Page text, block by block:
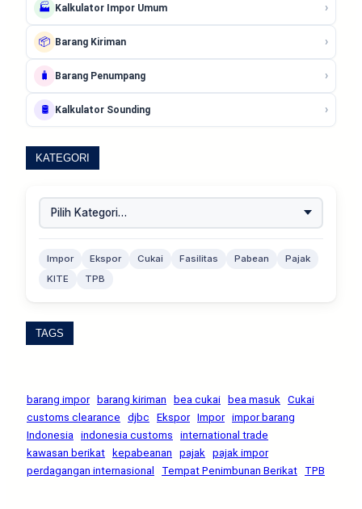
🏭 Kalkulator Impor Umum ›
📦 Barang Kiriman ›
🧳 Barang Penumpang ›
🛢️ Kalkulator Sounding ›
KATEGORI
Impor Ekspor Cukai Fasilitas Pabean
Pajak
KITE
TPB
TAGS
barang impor barang kiriman bea cukai bea masuk
Cukai
customs clearance
djbc Ekspor Impor impor barang
Indonesia
indonesia customs
international trade
kawasan berikat
kepabeanan pajak
pajak impor
perdagangan internasional
Tempat Penimbunan Berikat TPB